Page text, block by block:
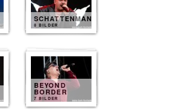
SCHATTENMANN
8 BILDER
BEYOND
BORDER
7 BILDER